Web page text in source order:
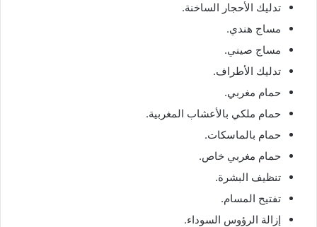
تدليك الأحجار الساخنة.
مساج هندي.
مساج صيني.
تدليك الأطراف.
حمام مغربي.
حمام ملكي بالأعشاب المغربية.
حمام بالماسكات.
حمام مغربي خاص.
تنظيف البشرة.
تفتيح المسام.
إزالة الرؤوس السوداء.